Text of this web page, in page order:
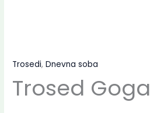
Trosedi,Dnevna soba
Trosed Goga